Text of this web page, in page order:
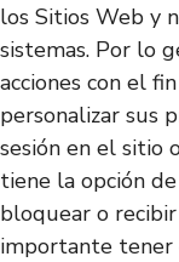
los Sitios Web y
sistemas. Por lo
acciones con el
personalizar sus
sesión en el sitio
tiene la opción
bloquear o
importante tener